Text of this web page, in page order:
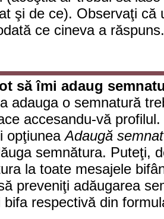
şi de ce). Observaţi că
ce cineva a răspuns.
să îmi adaug
adauga o semnatură
accesandu-vă
opţiuneaAdaugă
semnătura. Puteţi,
la toate mesajele
preveniţi adăugarea
bifa respectivă din